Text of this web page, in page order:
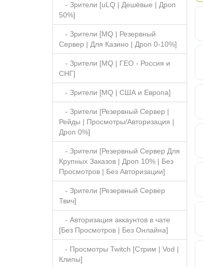
- Зрители [uLQ | Дешёвые | Дроп
50%]
- Зрители [MQ | Резервный
Сервер | Для Казино | Дроп 0-10%]
- Зрители [MQ | ГЕО - Россия и
СНГ]
- Зрители [MQ | США и Европа]
- Зрители [Резервный Сервер |
Рейды | Просмотры/Авторизация |
Дроп 0%]
- Зрители [Резервный Сервер Для
Крупных Заказов | Дроп 10% | Без
Просмотров | Без Авторизации]
- Зрители [Резервный Сервер
Твич]
- Авторизация аккаунтов в чате
[Без Просмотров | Без Онлайна]
- Просмотры Twitch [Стрим | Vod |
Клипы]